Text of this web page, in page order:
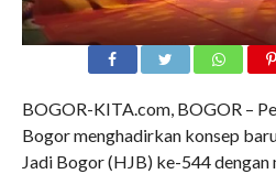
BOGOR-KITA.com, BOGOR –
Bogor menghadirkan konsep
Jadi Bogor (HJB) ke-544 dengan